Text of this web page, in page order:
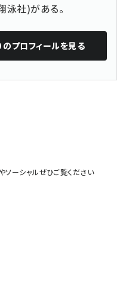
泳社)がある。
のプロフィールを見る
ソーシャルぜひご覧ください